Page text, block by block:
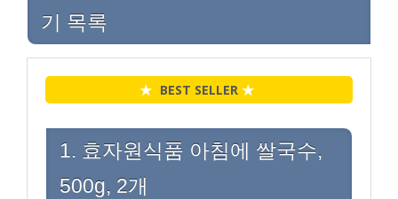
기 목록
★ BEST SELLER ★
1. 효자원식품 아침에 쌀국수,
500g, 2개